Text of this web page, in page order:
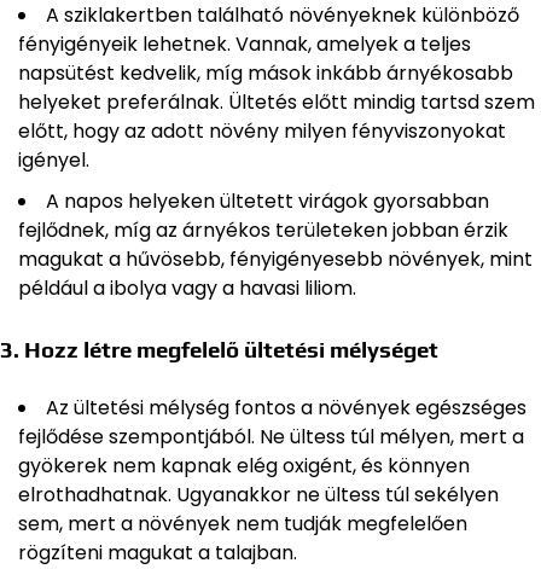
A sziklakertben található növényeknek különböző
fényigényeik lehetnek. Vannak, amelyek a teljes
napsütést kedvelik, míg mások inkább árnyékosabb
helyeket preferálnak. Ültetés előtt mindig tartsd szem
előtt, hogy az adott növény milyen fényviszonyokat
igényel.
A napos helyeken ültetett virágok gyorsabban
fejlődnek, míg az árnyékos területeken jobban érzik
magukat a hűvösebb, fényigényesebb növények, mint
például a ibolya vagy a havasi liliom.
3. Hozz létre megfelelő ültetési mélységet
Az ültetési mélység fontos a növények egészséges
fejlődése szempontjából. Ne ültess túl mélyen, mert a
gyökerek nem kapnak elég oxigént, és könnyen
elrothadhatnak. Ugyanakkor ne ültess túl sekélyen
sem, mert a növények nem tudják megfelelően
rögzíteni magukat a talajban.